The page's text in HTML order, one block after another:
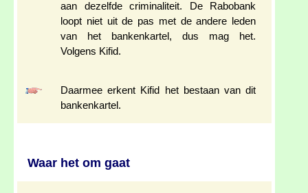
aan dezelfde criminaliteit. De Rabobank
loopt niet uit de pas met de andere leden
van het bankenkartel, dus mag het.
Volgens Kifid.
Daarmee erkent Kifid het bestaan van dit
bankenkartel.
Waar het om gaat